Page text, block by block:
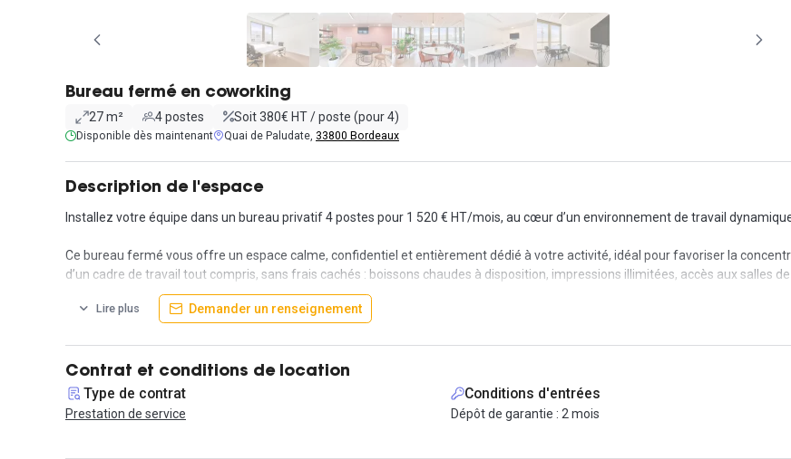
Bureau fermé en coworking
27 m² 4 postes Soit 380€ HT / poste (pour 4)
Disponible dès maintenant Quai de Paludate, 33800 Bordeaux
Description de l'espace
Installez votre équipe dans un bureau privatif 4 postes pour 1 520 € HT/mois, au cœur d’un environnement de travail
Ce bureau fermé vous offre un espace calme, confidentiel et entièrement dédié à votre activité, idéal pour favoriser la
d’un cadre de travail tout compris, sans frais cachés : boissons chaudes à disposition, impressions illimitées, accès aux salles
échanges et à la convivialité.
ponctuels.
Idéalement situé sur le Quai de Paludate, à proximité immédiate des transports et des principaux axes bordelais, cet espace
vos collaborateurs.
Lire plus Demander un renseignement
Contrat et conditions de location
Type de contrat
Prestation de service
Conditions d'entrées
Dépôt de garantie : 2 mois